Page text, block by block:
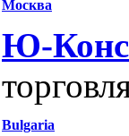
Москва
Ю-
Bulgaria